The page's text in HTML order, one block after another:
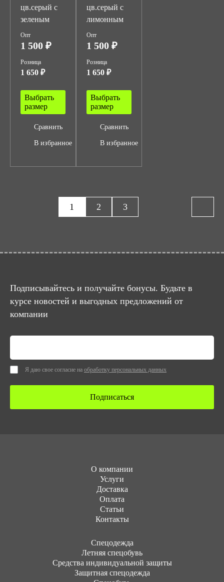
цв.серый с
зеленым
Опт
1 500 ₽
Розница
1 650 ₽
Выбрать
размер
Сравнить
В избранное
цв.серый с
лимонным
Опт
1 500 ₽
Розница
1 650 ₽
Выбрать
размер
Сравнить
В избранное
1 2 3
Подписывайтесь и получайте бонусы. Будьте в
курсе новостей и выгодных предложений от
компании
Я даю свое согласие на обработку персональных данных
Подписаться
О компании
Услуги
Доставка
Оплата
Статьи
Контакты
Cпецодежда
Летняя спецобувь
Средства индивидуальной защиты
Защитная спецодежда